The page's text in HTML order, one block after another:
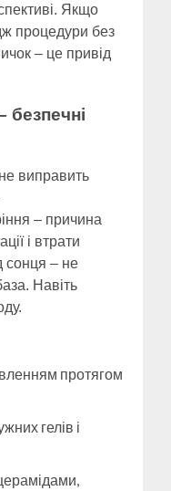
Якщо
процедури без
– це привід
безпечні
виправить
– причина
і втрати
сонця – не
Навіть
протягом
гелів і